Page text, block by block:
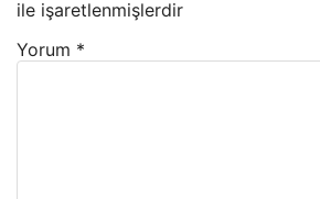
ile işaretlenmişlerdir
Yorum *